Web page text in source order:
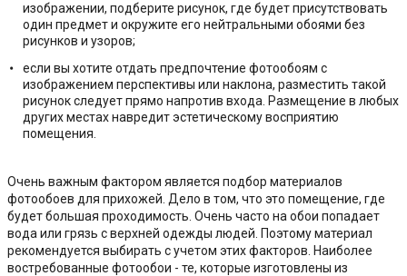
изображении, подберите рисунок, где будет присутствовать
один предмет и окружите его нейтральными обоями без
рисунков и узоров;
если вы хотите отдать предпочтение фотообоям с
изображением перспективы или наклона, разместить такой
рисунок следует прямо напротив входа. Размещение в любых
других местах навредит эстетическому восприятию
помещения.
Очень важным фактором является подбор материалов
фотообоев для прихожей. Дело в том, что это помещение, где
будет большая проходимость. Очень часто на обои попадает
вода или грязь с верхней одежды людей. Поэтому материал
рекомендуется выбирать с учетом этих факторов. Наиболее
востребованные фотообои - те, которые изготовлены из